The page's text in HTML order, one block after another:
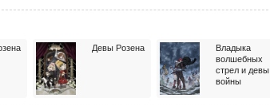
Девы Розена
Владыка
волшебных
стрел и девы
войны